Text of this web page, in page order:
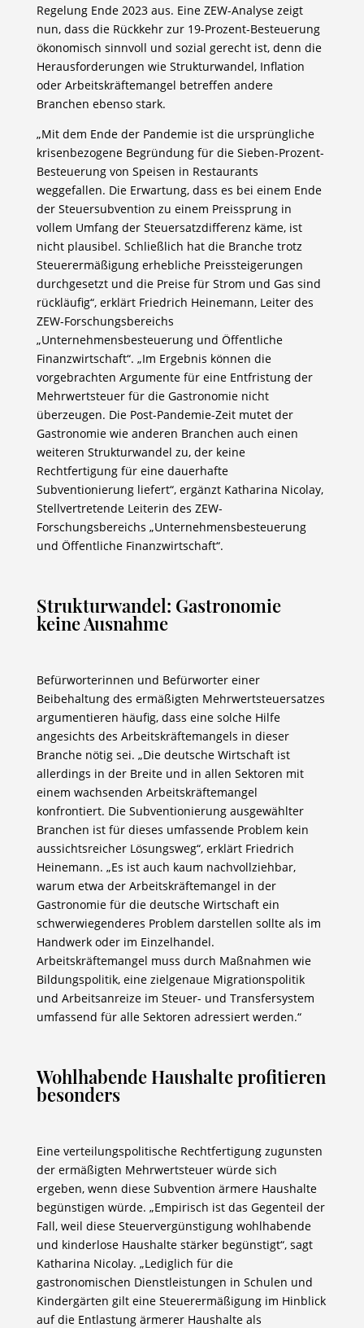
Regelung Ende 2023 aus. Eine ZEW-Analyse zeigt
nun, dass die Rückkehr zur 19-Prozent-Besteuerung
ökonomisch sinnvoll und sozial gerecht ist, denn die
Herausforderungen wie Strukturwandel, Inflation
oder Arbeitskräftemangel betreffen andere
Branchen ebenso stark.
„Mit dem Ende der Pandemie ist die ursprüngliche
krisenbezogene Begründung für die Sieben-Prozent-
Besteuerung von Speisen in Restaurants
weggefallen. Die Erwartung, dass es bei einem Ende
der Steuersubvention zu einem Preissprung in
vollem Umfang der Steuersatzdifferenz käme, ist
nicht plausibel. Schließlich hat die Branche trotz
Steuerermäßigung erhebliche Preissteigerungen
durchgesetzt und die Preise für Strom und Gas sind
rückläufig“, erklärt Friedrich Heinemann, Leiter des
ZEW-Forschungsbereichs
„Unternehmensbesteuerung und Öffentliche
Finanzwirtschaft“. „Im Ergebnis können die
vorgebrachten Argumente für eine Entfristung der
Mehrwertsteuer für die Gastronomie nicht
überzeugen. Die Post-Pandemie-Zeit mutet der
Gastronomie wie anderen Branchen auch einen
weiteren Strukturwandel zu, der keine
Rechtfertigung für eine dauerhafte
Subventionierung liefert“, ergänzt Katharina Nicolay,
Stellvertretende Leiterin des ZEW-
Forschungsbereichs „Unternehmensbesteuerung
und Öffentliche Finanzwirtschaft“.
Strukturwandel: Gastronomie
keine Ausnahme
Befürworterinnen und Befürworter einer
Beibehaltung des ermäßigten Mehrwertsteuersatzes
argumentieren häufig, dass eine solche Hilfe
angesichts des Arbeitskräftemangels in dieser
Branche nötig sei. „Die deutsche Wirtschaft ist
allerdings in der Breite und in allen Sektoren mit
einem wachsenden Arbeitskräftemangel
konfrontiert. Die Subventionierung ausgewählter
Branchen ist für dieses umfassende Problem kein
aussichtsreicher Lösungsweg“, erklärt Friedrich
Heinemann. „Es ist auch kaum nachvollziehbar,
warum etwa der Arbeitskräftemangel in der
Gastronomie für die deutsche Wirtschaft ein
schwerwiegenderes Problem darstellen sollte als im
Handwerk oder im Einzelhandel.
Arbeitskräftemangel muss durch Maßnahmen wie
Bildungspolitik, eine zielgenaue Migrationspolitik
und Arbeitsanreize im Steuer- und Transfersystem
umfassend für alle Sektoren adressiert werden.“
Wohlhabende Haushalte profitieren
besonders
Eine verteilungspolitische Rechtfertigung zugunsten
der ermäßigten Mehrwertsteuer würde sich
ergeben, wenn diese Subvention ärmere Haushalte
begünstigen würde. „Empirisch ist das Gegenteil der
Fall, weil diese Steuervergünstigung wohlhabende
und kinderlose Haushalte stärker begünstigt“, sagt
Katharina Nicolay. „Lediglich für die
gastronomischen Dienstleistungen in Schulen und
Kindergärten gilt eine Steuerermäßigung im Hinblick
auf die Entlastung ärmerer Haushalte als